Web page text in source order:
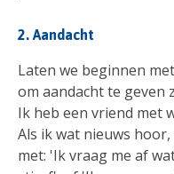
2. Aandacht
Laten we beginnen
om aandacht te geven
Ik heb een vriend met
Als ik wat nieuws
met: 'Ik vraag me af